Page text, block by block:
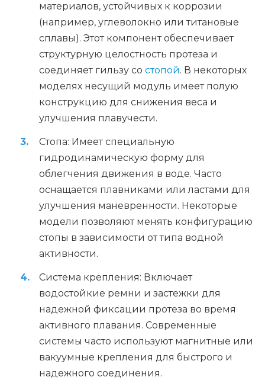
материалов, устойчивых к коррозии
(например, углеволокно или титановые
сплавы). Этот компонент обеспечивает
структурную целостность протеза и
соединяет гильзу со стопой. В некоторых
моделях несущий модуль имеет полую
конструкцию для снижения веса и
улучшения плавучести.
Стопа: Имеет специальную
гидродинамическую форму для
облегчения движения в воде. Часто
оснащается плавниками или ластами для
улучшения маневренности. Некоторые
модели позволяют менять конфигурацию
стопы в зависимости от типа водной
активности.
Система крепления: Включает
водостойкие ремни и застежки для
надежной фиксации протеза во время
активного плавания. Современные
системы часто используют магнитные или
вакуумные крепления для быстрого и
надежного соединения.